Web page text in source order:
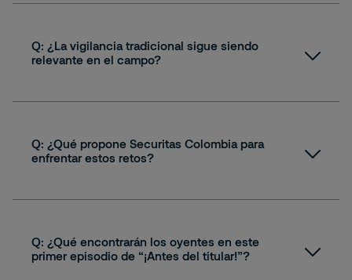
RIC
Q: ¿La vigilancia tradicional sigue siendo
relevante en el campo?
A:
Q: ¿Qué propone Securitas Colombia para
enfrentar estos retos?
A:
Q: ¿Qué encontrarán los oyentes en este
primer episodio de “¡Antes del titular!”?